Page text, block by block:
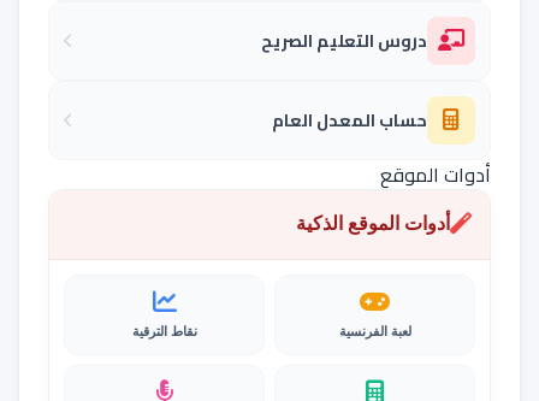
دروس التعليم الصريح
حساب المعدل العام
أدوات الموقع
أدوات الموقع الذكية
لعبة الفرنسية نقاط الترقية